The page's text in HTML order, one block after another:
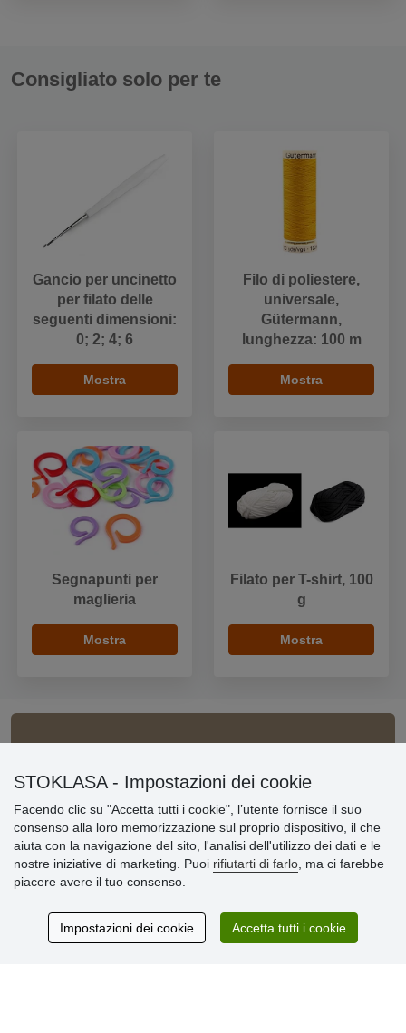
Consigliato solo per te
Gancio per uncinetto
per filato delle
seguenti dimensioni:
0; 2; 4; 6
Mostra
Filo di poliestere,
universale,
Gütermann,
lunghezza: 100 m
Mostra
Segnapunti per
maglieria
Mostra
Filato per T-shirt, 100
g
Mostra
» Impostazioni dei cookie
» Termini & Condizioni
» Informativa sulla Privacy
» Consegna e pagamento
» Garanzia e resi
» Programma fedeltà
Recensioni
STOKLASA - Impostazioni dei cookie
Facendo clic su "Accetta tutti i cookie", l’utente fornisce il suo
consenso alla loro memorizzazione sul proprio dispositivo, il che
aiuta con la navigazione del sito, l'analisi dell'utilizzo dei dati e le
nostre iniziative di marketing. Puoi rifiutarti di farlo , ma ci farebbe
piacere avere il tuo consenso.
Impostazioni dei cookie Accetta tutti i cookie